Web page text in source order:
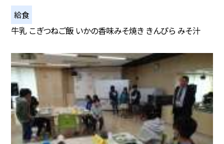
給食
牛乳 こぎつねご飯 いかの香味みそ焼き きんぴら みそ汁